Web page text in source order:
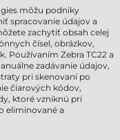
môžu podniky
spracovanie údajov a
zachytiť obsah celej
čísel, obrázkov,
Používaním Zebra TC22 a
zadávanie údajov,
pri skenovaní po
čiarových kódov,
ktoré vzniknú pri
eliminované a